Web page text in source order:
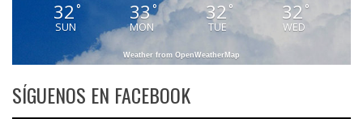
32°
SUN
33°
MON
32 °
TUE
32 °
WED
Weather from OpenWeatherMap
SÍGUENOS EN FACEBOOK